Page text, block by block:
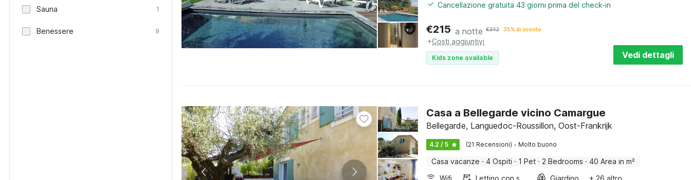
Sauna 1
Benessere 9
Cancellazione gratuita 43 giorni prima del check-in
€215 a notte €342 35% di sconto
+Costi aggiuntivi
Kids zone available Vedi dettagli
Casa a Bellegarde vicino Camargue
Bellegarde, Languedoc-Roussillon, Oost-Frankrijk
4.2 / 5 (21 Recensioni) · Molto buono
Casa vacanze · 4 Ospiti · 1 Pet · 2 Bedrooms · 40 Area in m²
Wifi
Giardino + 26 altro